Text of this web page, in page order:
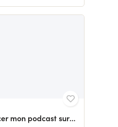
Aidez moi à lancer mon podcast sur l’univers du vêtement